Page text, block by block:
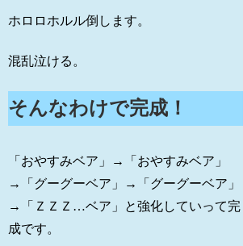
ホロロホルル倒します。
混乱泣ける。
そんなわけで完成！
「おやすみベア」→「おやすみベア」
→「グーグーベア」→「グーグーベア」
→「ＺＺＺ…ベア」と強化していって完
成です。